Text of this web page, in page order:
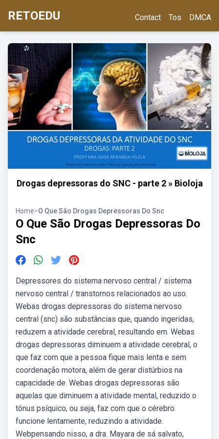
RETOEDU Contact Tos DMCA
Drogas depressoras do SNC - parte 2 » Bioloja
Home>O Que São Drogas Depressoras Do Snc
O Que São Drogas Depressoras Do
Snc
Depressores do sistema nervoso central / sistema
nervoso central / transtornos relacionados ao uso.
Webas drogas depressoras do sistema nervoso
central (snc) são substâncias que, quando ingeridas,
reduzem a atividade cerebral, resultando em. Webas
drogas depressoras diminuem a atividade cerebral, o
que faz com que a pessoa fique mais lenta e sem
coordenação motora, além de gerar distúrbios na
capacidade de. Webas drogas depressoras são
aquelas que diminuem a atividade mental, reduzido o
tônus psíquico, ou seja, faz com que o cérebro
funcione lentamente, reduzindo a atividade.
Webpensando nisso, a dra. Mayara de sá salvato,